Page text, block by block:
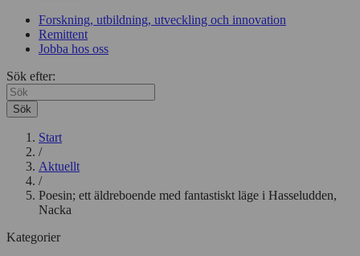
Forskning, utbildning, utveckling och innovation
Remittent
Jobba hos oss
Sök efter:
Sök
Start
/
Aktuellt
/
Poesin; ett äldreboende med fantastiskt läge i Hasseludden,
Nacka
Kategorier